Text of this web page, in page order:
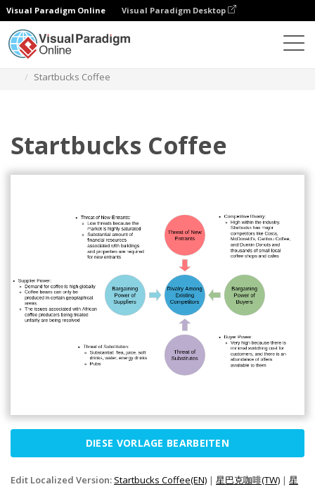
Visual Paradigm Online Visual Paradigm Desktop
Startbucks Coffee
Startbucks Coffee
DIESE VORLAGE BEARBEITEN
Edit Localized Version: Startbucks Coffee(EN) | 星巴克咖啡(TW) | 星